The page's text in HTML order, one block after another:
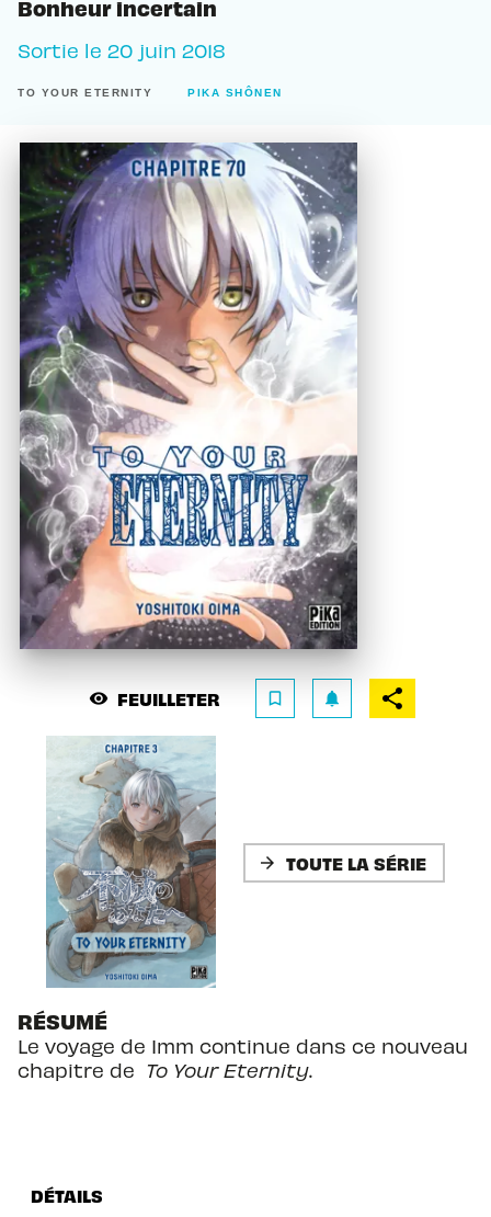
Bonheur incertain
Sortie le 20 juin 2018
TO YOUR ETERNITY PIKA SHÔNEN
visibility FEUILLETER bookmark_border notifications
arrow_forward TOUTE LA SÉRIE
RÉSUMÉ
Le voyage de Imm continue dans ce nouveau
chapitre de To Your Eternity.
DÉTAILS